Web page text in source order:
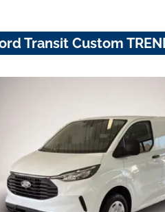
Transit Custom